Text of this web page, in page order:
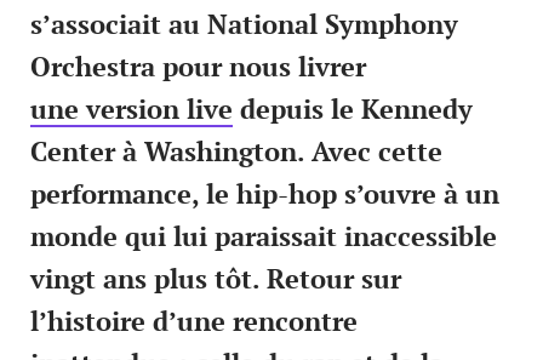
s’associait au National Symphony
Orchestra pour nous livrer
une version live depuis le Kennedy
Center à Washington. Avec cette
performance, le hip-hop s’ouvre à un
monde qui lui paraissait inaccessible
vingt ans plus tôt. Retour sur
l’histoire d’une rencontre